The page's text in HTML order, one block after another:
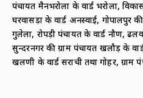
पंचायत मैनभरोला के वार्ड भरोला,
घरवासड़ा के वार्ड अनस्वाई, गोपालपुर
गुलेला, रोपड़ी पंचायत के वार्ड नौण,
सुन्दरनगर की ग्राम पंचायत खलौड़ के
खलणी के वार्ड सराची तथा गोहर, ग्राम